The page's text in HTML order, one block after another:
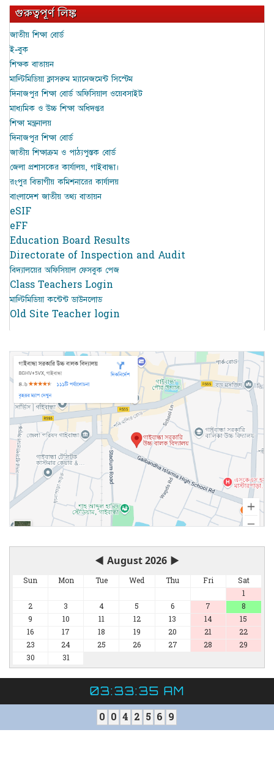
গুরুত্বপূর্ণ লিঙ্ক
জাতীয় শিক্ষা বোর্ড
ই-বুক
শিক্ষক বাতায়ন
মাল্টিমিডিয়া ক্লাসরুম ম্যানেজমেন্ট সিস্টেম
দিনাজপুর শিক্ষা বোর্ড অফিসিয়াল ওয়েবসাইট
মাধ্যমিক ও উচ্চ শিক্ষা অধিদপ্তর
শিক্ষা মন্ত্রনালয়
দিনাজপুর শিক্ষা বোর্ড
জাতীয় শিক্ষাক্রম ও পাঠ্যপুস্তক বোর্ড
জেলা প্রশাসকের কার্যালয়, গাইবান্ধা।
রংপুর বিভাগীয় কমিশনারের কার্যালয়
বাংলাদেশ জাতীয় তথ্য বাতায়ন
eSIF
eFF
Education Board Results
Directorate of Inspection and Audit
বিদ্যালয়ের অফিসিয়াল ফেসবুক পেজ
Class Teachers Login
মাল্টিমিডিয়া কন্টেন্ট ডাউনলোড
Old Site Teacher login
◀ August 2026 ▶
Sun Mon Tue Wed Thu Fri
Sat
1
2
3 4 5 6 7
8
9
10 11 12 13 14
15
16
17 18 19 20 21
22
23
24 25 26 27 28
29
30
31
03:33:36 AM
0 0 4 2 5 6 9